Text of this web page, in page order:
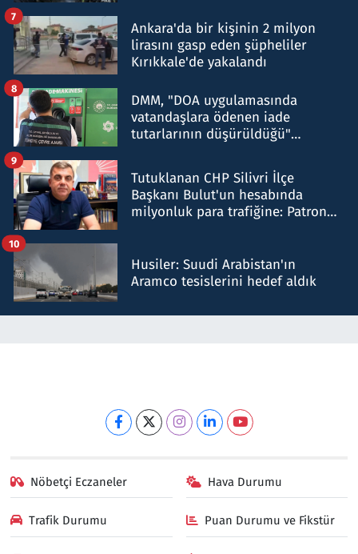
Ankara'da bir kişinin 2 milyon
lirasını gasp eden şüpheliler
Kırıkkale'de yakalandı
7
DMM, "DOA uygulamasında
vatandaşlara ödenen iade
tutarlarının düşürüldüğü"
8
Tutuklanan CHP Silivri İlçe
Başkanı Bulut'un hesabında
milyonluk para trafiğine: Patron
9
Husiler: Suudi Arabistan'ın
Aramco tesislerini hedef aldık
10
Nöbetçi Eczaneler Hava Durumu
Trafik Durumu Puan Durumu ve Fikstür